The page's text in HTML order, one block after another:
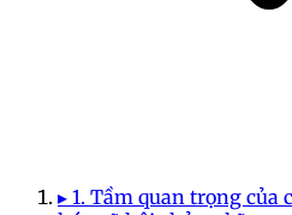
▸ 1. Tầm quan trọng của